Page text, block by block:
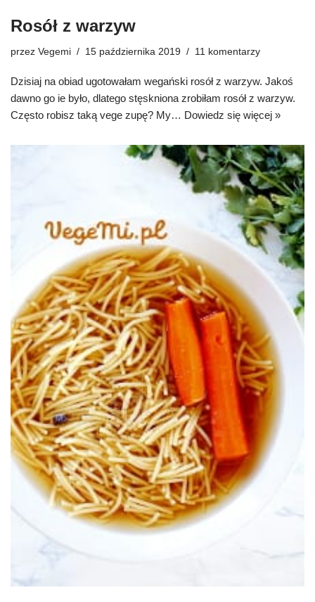
Rosół z warzyw
przez Vegemi 15 października 2019 11 komentarzy
Dzisiaj na obiad ugotowałam wegański rosół z warzyw. Jakoś
dawno go ie było, dlatego stęskniona zrobiłam rosół z warzyw.
Często robisz taką vege zupę? My… Dowiedz się więcej »